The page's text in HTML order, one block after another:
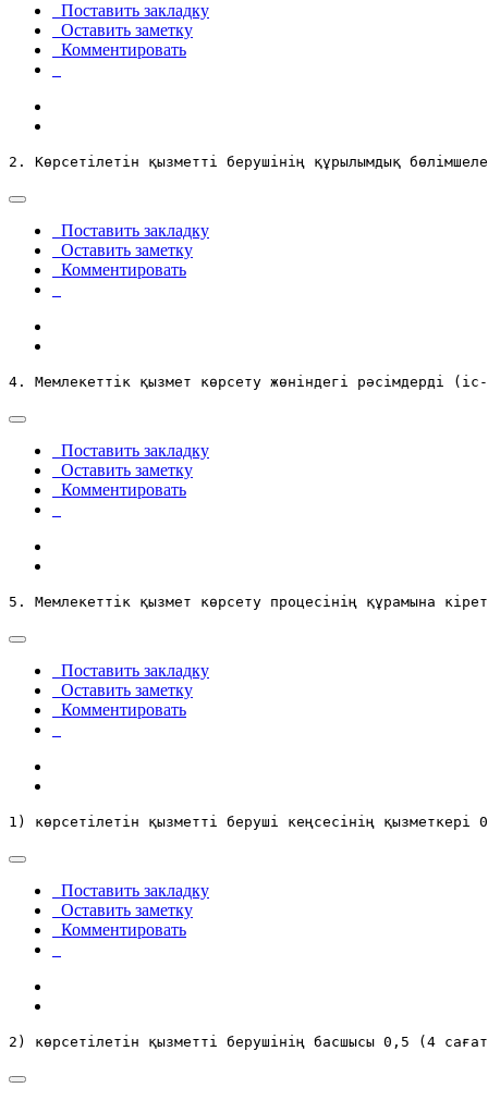
Поставить закладку
Оставить заметку
Комментировать
2. Көрсетілетін қызметті берушінің құрылымдық
Поставить закладку
Оставить заметку
Комментировать
4. Мемлекеттік қызмет көрсету жөніндегі рәсімдерді
Поставить закладку
Оставить заметку
Комментировать
5. Мемлекеттік қызмет көрсету процесінің құрамына
Поставить закладку
Оставить заметку
Комментировать
1) көрсетілетін қызметті беруші кеңсесінің
Поставить закладку
Оставить заметку
Комментировать
2) көрсетілетін қызметті берушінің басшысы 0,5 (4